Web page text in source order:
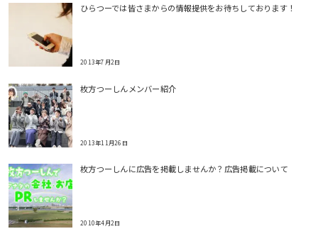
ひらつーでは皆さまからの情報提供をお待ちしております！
2013年7月2日
枚方つーしんメンバー紹介
2013年11月26日
枚方つーしんに広告を掲載しませんか？広告掲載について
2010年4月2日